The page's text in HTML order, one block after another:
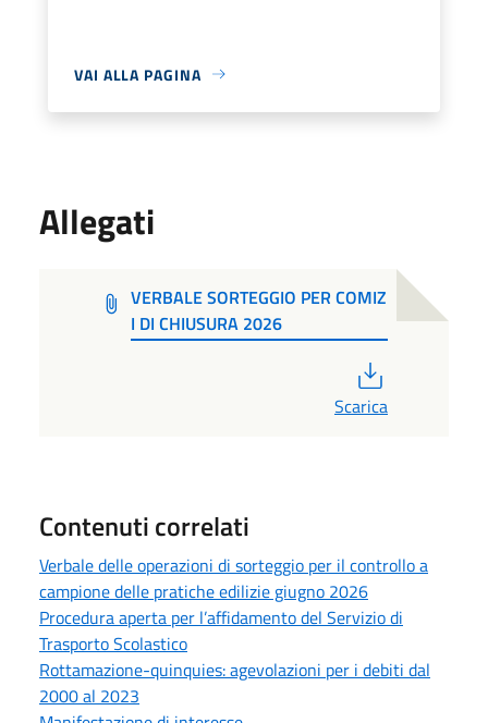
VAI ALLA PAGINA
Allegati
VERBALE SORTEGGIO PER COMIZ
I DI CHIUSURA 2026
Scarica
Contenuti correlati
Verbale delle operazioni di sorteggio per il controllo a
campione delle pratiche edilizie giugno 2026
Procedura aperta per l’affidamento del Servizio di
Trasporto Scolastico
Rottamazione-quinquies: agevolazioni per i debiti dal
2000 al 2023